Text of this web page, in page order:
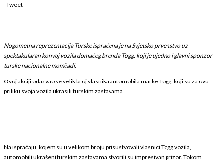
Tweet
Nogometna reprezentacija Turske ispraćena je na Svjetsko prvenstvo uz
spektakularan konvoj vozila domaćeg brenda Togg, koji je ujedno i glavni sponzor
turske nacionalne momčadi.
Ovoj akciji odazvao se velik broj vlasnika automobila marke Togg, koji su za ovu
priliku svoja vozila ukrasili turskim zastavama
Na ispraćaju, kojem su u velikom broju prisustvovali vlasnici Togg vozila,
automobili ukrašeni turskim zastavama stvorili su impresivan prizor. Tokom